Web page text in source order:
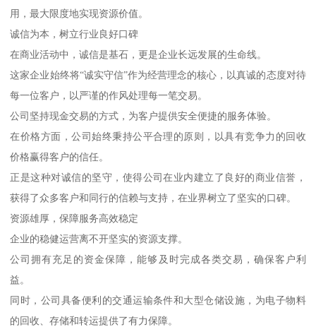
用，最大限度地实现资源价值。
诚信为本，树立行业良好口碑
在商业活动中，诚信是基石，更是企业长远发展的生命线。
这家企业始终将“诚实守信”作为经营理念的核心，以真诚的态度对待
每一位客户，以严谨的作风处理每一笔交易。
公司坚持现金交易的方式，为客户提供安全便捷的服务体验。
在价格方面，公司始终秉持公平合理的原则，以具有竞争力的回收
价格赢得客户的信任。
正是这种对诚信的坚守，使得公司在业内建立了良好的商业信誉，
获得了众多客户和同行的信赖与支持，在业界树立了坚实的口碑。
资源雄厚，保障服务高效稳定
企业的稳健运营离不开坚实的资源支撑。
公司拥有充足的资金保障，能够及时完成各类交易，确保客户利
益。
同时，公司具备便利的交通运输条件和大型仓储设施，为电子物料
的回收、存储和转运提供了有力保障。